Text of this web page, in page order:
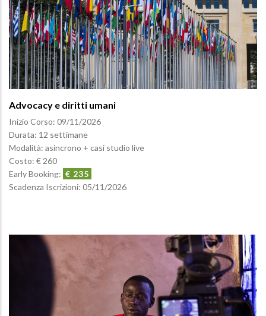
Advocacy e diritti umani
Inizio Corso: 09/11/2026
Durata: 12 settimane
Modalità: asincrono + casi studio live
Costo: € 260
Early Booking: € 235
Scadenza Iscrizioni: 05/11/2026